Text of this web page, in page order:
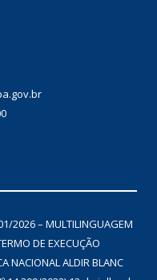
2026 – MULTILINGUAGEM
DE EXECUÇÃO
NACIONAL ALDIR BLANC